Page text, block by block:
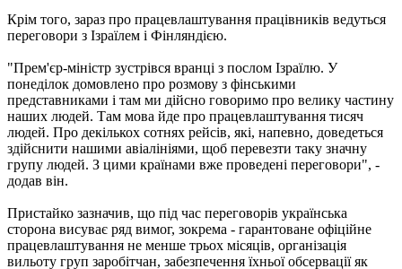
Крім того, зараз про працевлаштування працівників ведуться
переговори з Ізраїлем і Фінляндією.
"Прем'єр-міністр зустрівся вранці з послом Ізраїлю. У
понеділок домовлено про розмову з фінськими
представниками і там ми дійсно говоримо про велику частину
наших людей. Там мова йде про працевлаштування тисяч
людей. Про декількох сотнях рейсів, які, напевно, доведеться
здійснити нашими авіалініями, щоб перевезти таку значну
групу людей. З цими країнами вже проведені переговори", -
додав він.
Пристайко зазначив, що під час переговорів українська
сторона висуває ряд вимог, зокрема - гарантоване офіційне
працевлаштування не менше трьох місяців, організація
вильоту груп заробітчан, забезпечення їхньої обсервації як